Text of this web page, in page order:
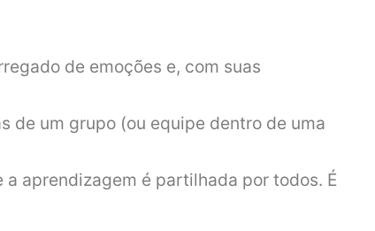
de emoções e, com suas
de um grupo (ou equipe dentro de uma
aprendizagem é partilhada por todos. É